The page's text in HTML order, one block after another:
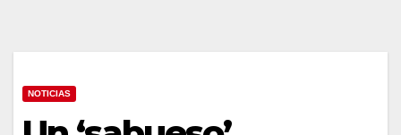
NOTICIAS